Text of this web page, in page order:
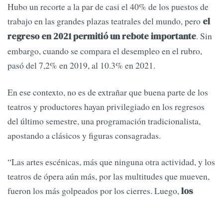
Hubo un recorte a la par de casi el 40% de los puestos de
trabajo en las grandes plazas teatrales del mundo, pero el
regreso en 2021 permitió un rebote importante. Sin
embargo, cuando se compara el desempleo en el rubro,
pasó del 7,2% en 2019, al 10.3% en 2021.
En ese contexto, no es de extrañar que buena parte de los
teatros y productores hayan privilegiado en los regresos
del último semestre, una programación tradicionalista,
apostando a clásicos y figuras consagradas.
“Las artes escénicas, más que ninguna otra actividad, y los
teatros de ópera aún más, por las multitudes que mueven,
fueron los más golpeados por los cierres. Luego,los